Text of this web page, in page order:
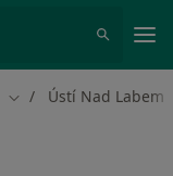
Změna města
Ústí Nad Labem